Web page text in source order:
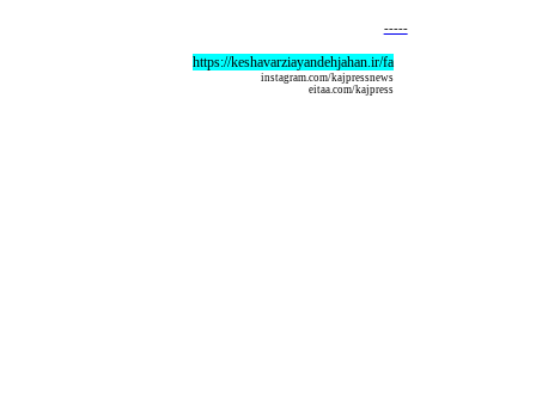
-----
https://keshavarziayandehjahan.ir/fa
instagram.com/kajpressnews
eitaa.com/kajpress